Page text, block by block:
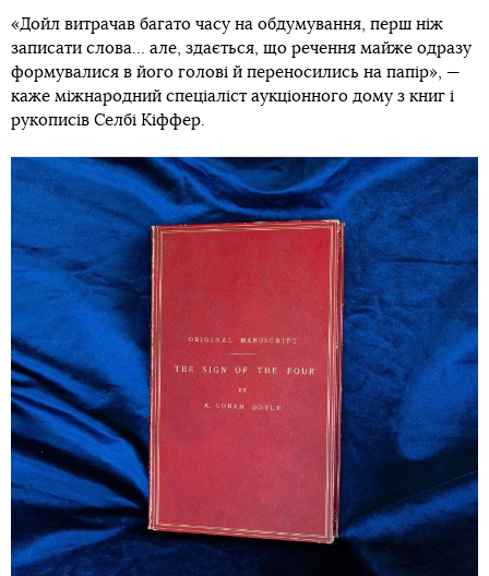
«Дойл витрачав багато часу на обдумування, перш ніж
записати слова… але, здається, що речення майже одразу
формувалися в його голові й переносились на папір», —
каже міжнародний спеціаліст аукціонного дому з книг і
рукописів Селбі Кіффер.